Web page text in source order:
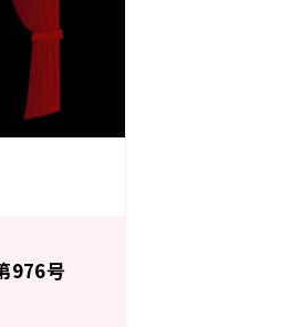
976号